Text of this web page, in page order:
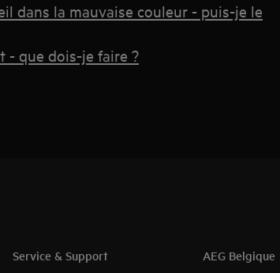
dans la mauvaise couleur - puis-je le
- que dois-je faire ?
Service & Support AEG Belgique